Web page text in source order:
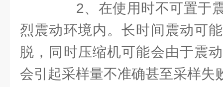
2、在使用时不可置于震
烈震动环境内。长时间震动可
脱，同时压缩机可能会由于震
会引起采样量不准确甚至采样失